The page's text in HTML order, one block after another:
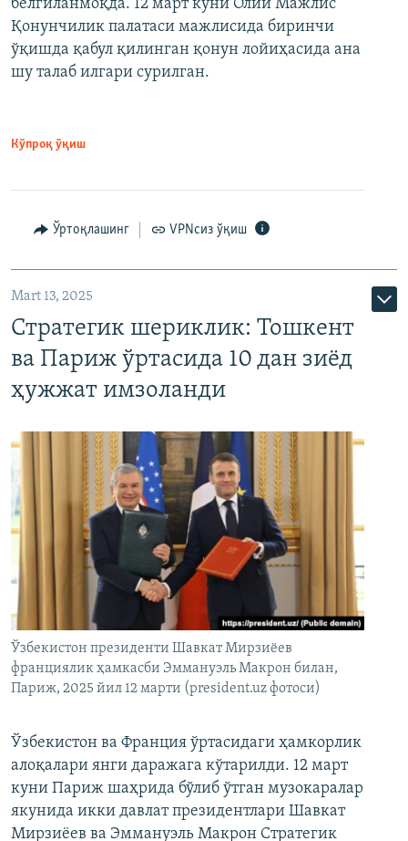
белгиланмоқда. 12 март куни Олий Мажлис
Қонунчилик палатаси мажлисида биринчи
ўқишда қабул қилинган қонун лойиҳасида ана
шу талаб илгари сурилган.
Кўпроқ ўқиш
Ўртоқлашинг VPNсиз ўқиш
Mart 13, 2025
Стратегик шериклик: Тошкент
ва Париж ўртасида 10 дан зиёд
ҳужжат имзоланди
Ўзбекистон президенти Шавкат Мирзиёев
франциялик ҳамкасби Эммануэль Макрон билан,
Париж, 2025 йил 12 марти (president.uz фотоси)
Ўзбекистон ва Франция ўртасидаги ҳамкорлик
алоқалари янги даражага кўтарилди. 12 март
куни Париж шаҳрида бўлиб ўтган музокаралар
якунида икки давлат президентлари Шавкат
Мирзиёев ва Эммануэль Макрон Стратегик